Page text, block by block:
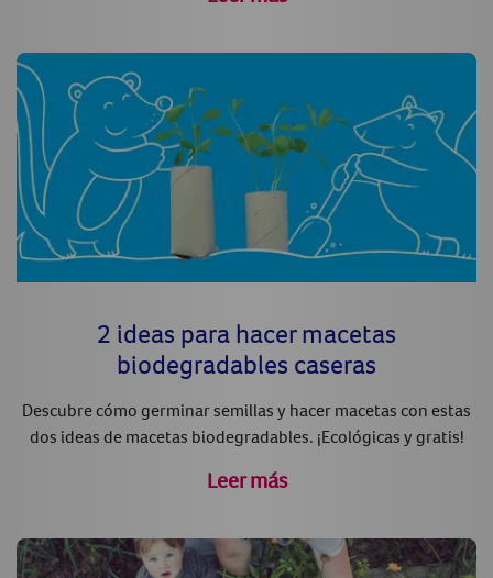
2 ideas para hacer macetas
biodegradables caseras
Descubre cómo germinar semillas y hacer macetas con estas
dos ideas de macetas biodegradables. ¡Ecológicas y gratis!
Leer más